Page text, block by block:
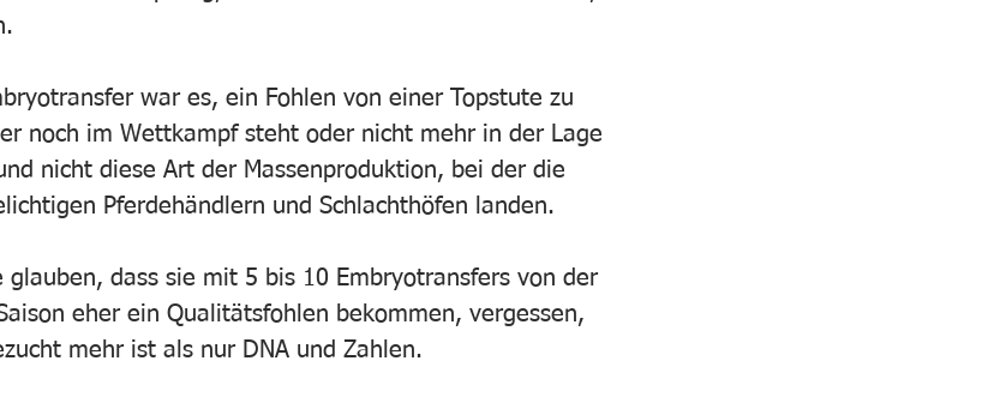
war es, ein Fohlen von einer Topstute zu
noch im Wettkampf steht oder nicht mehr in der Lage
nicht diese Art der Massenproduktion, bei der die
Pferdehändlern und Schlachthöfen landen.
glauben, dass sie mit 5 bis 10 Embryotransfers von der
eher ein Qualitätsfohlen bekommen, vergessen,
mehr ist als nur DNA und Zahlen.